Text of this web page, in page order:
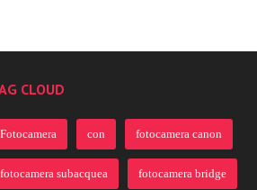
CLOUD
Fotocamera con fotocamera canon
fotocamera subacquea fotocamera bridge